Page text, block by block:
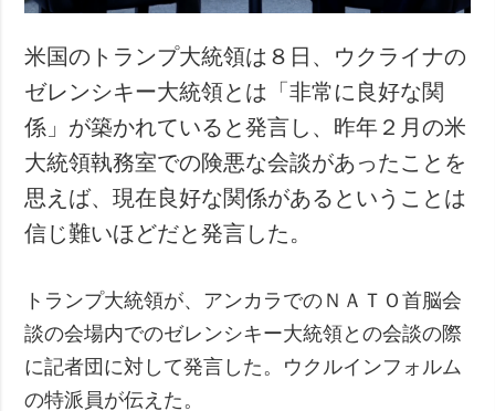
米国のトランプ大統領は８日、ウクライナの
ゼレンシキー大統領とは「非常に良好な関
係」が築かれていると発言し、昨年２月の米
大統領執務室での険悪な会談があったことを
思えば、現在良好な関係があるということは
信じ難いほどだと発言した。
トランプ大統領が、アンカラでのＮＡＴＯ首脳会
談の会場内でのゼレンシキー大統領との会談の際
に記者団に対して発言した。ウクルインフォルム
の特派員が伝えた。